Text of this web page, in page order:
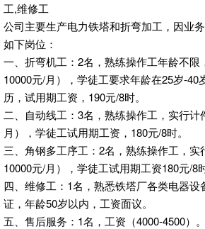
工,维修工
公司主要生产电力铁塔和折弯加工，因业
如下岗位：
一、折弯机工：2名，熟练操作工年龄不限
10000元/月），学徒工要求年龄在25岁-40
历，试用期工资，190元/8时。
二、自动线工：3名，熟练操作工，实行计
月），学徒工试用期工资，180元/8时。
三、角钢多工序工：2名，熟练操作工，实
10000元/月），学徒工试用期工资180元/8时
四、维修工：1名，熟悉铁塔厂各类电器设
证，年龄50岁以内，工资面议。
五、售后服务：1名，工资（4000-4500）。